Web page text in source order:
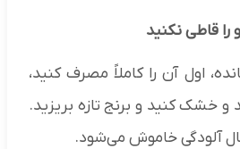
اول آن را کاملاً مصرف کنید،
خشک کنید و برنج تازه بریزید.
آلودگی خاموش می‌شود.